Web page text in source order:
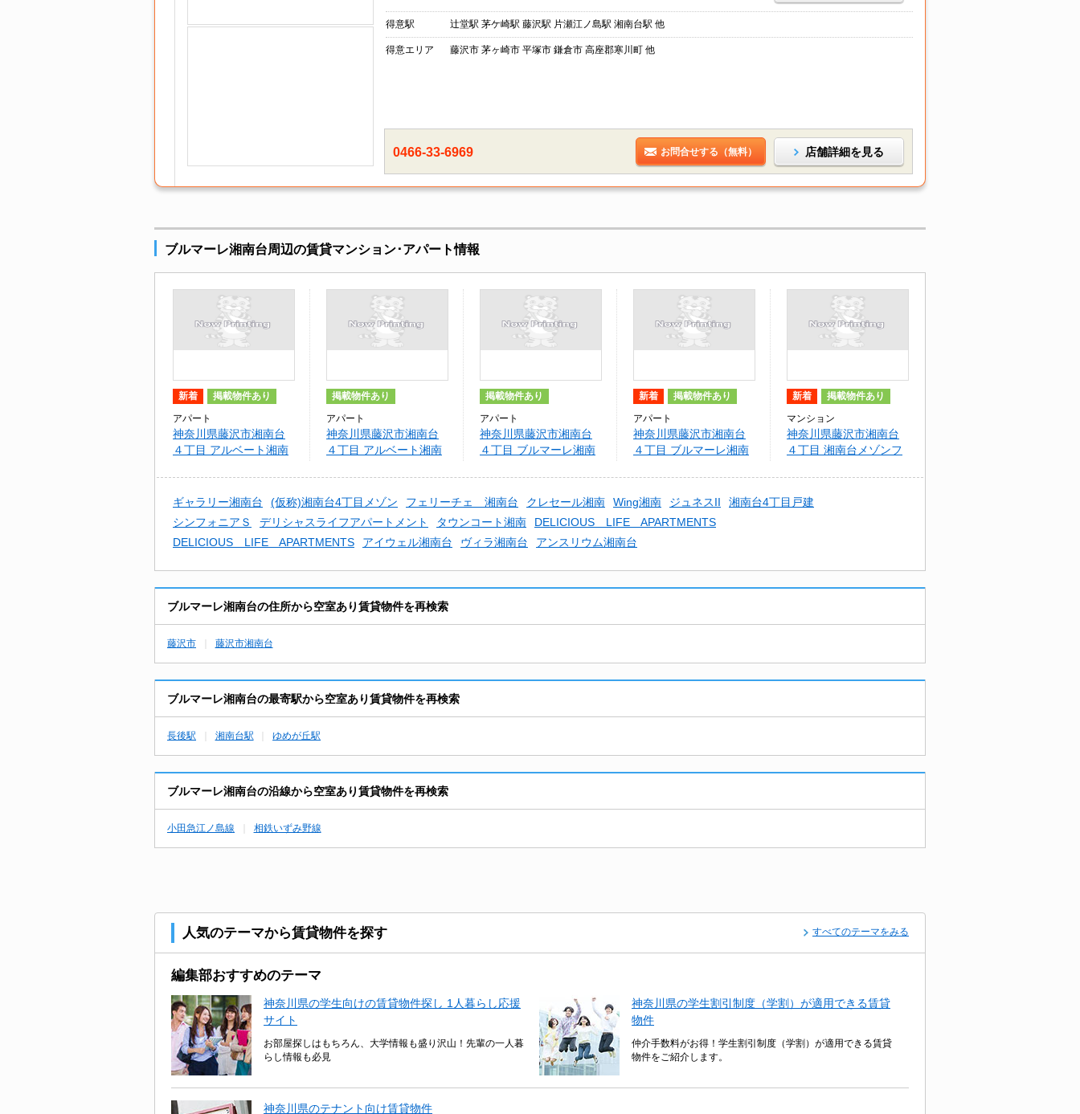
得意駅 辻堂駅 茅ケ崎駅 藤沢駅 片瀬江ノ島駅 湘南台駅 他
得意エリア 藤沢市 茅ヶ崎市 平塚市 鎌倉市 高座郡寒川町 他
0466-33-6969 お問合せする（無料） 店舗詳細を見る
ブルマーレ湘南台周辺の賃貸マンション･アパート情報
新着 掲載物件あり
アパート
神奈川県藤沢市湘南台
４丁目 アルベート湘南
掲載物件あり
アパート
神奈川県藤沢市湘南台
４丁目 アルベート湘南
掲載物件あり
アパート
神奈川県藤沢市湘南台
４丁目 ブルマーレ湘南
新着 掲載物件あり
アパート
神奈川県藤沢市湘南台
４丁目 ブルマーレ湘南
新着 掲載物件あり
マンション
神奈川県藤沢市湘南台
４丁目 湘南台メゾンフ
ギャラリー湘南台 (仮称)湘南台4丁目メゾン フェリーチェ 湘南台 クレセール湘南 Wing湘南 ジュネスII
湘南台4丁目戸建
シンフォニアＳ
デリシャスライフアパートメント タウンコート湘南
DELICIOUS LIFE APARTMENTS
DELICIOUS LIFE APARTMENTS
アイウェル湘南台 ヴィラ湘南台 アンスリウム湘南台
ブルマーレ湘南台の住所から空室あり賃貸物件を再検索
藤沢市 藤沢市湘南台
ブルマーレ湘南台の最寄駅から空室あり賃貸物件を再検索
長後駅 湘南台駅 ゆめが丘駅
ブルマーレ湘南台の沿線から空室あり賃貸物件を再検索
小田急江ノ島線 相鉄いずみ野線
人気のテーマから賃貸物件を探す すべてのテーマをみる
編集部おすすめのテーマ
神奈川県の学生向けの賃貸物件探し 1人暮らし応援
サイト
お部屋探しはもちろん、大学情報も盛り沢山！先輩の一人暮
らし情報も必見
神奈川県の学生割引制度（学割）が適用できる賃貸
物件
仲介手数料がお得！学生割引制度（学割）が適用できる賃貸
物件をご紹介します。
神奈川県のテナント向け賃貸物件